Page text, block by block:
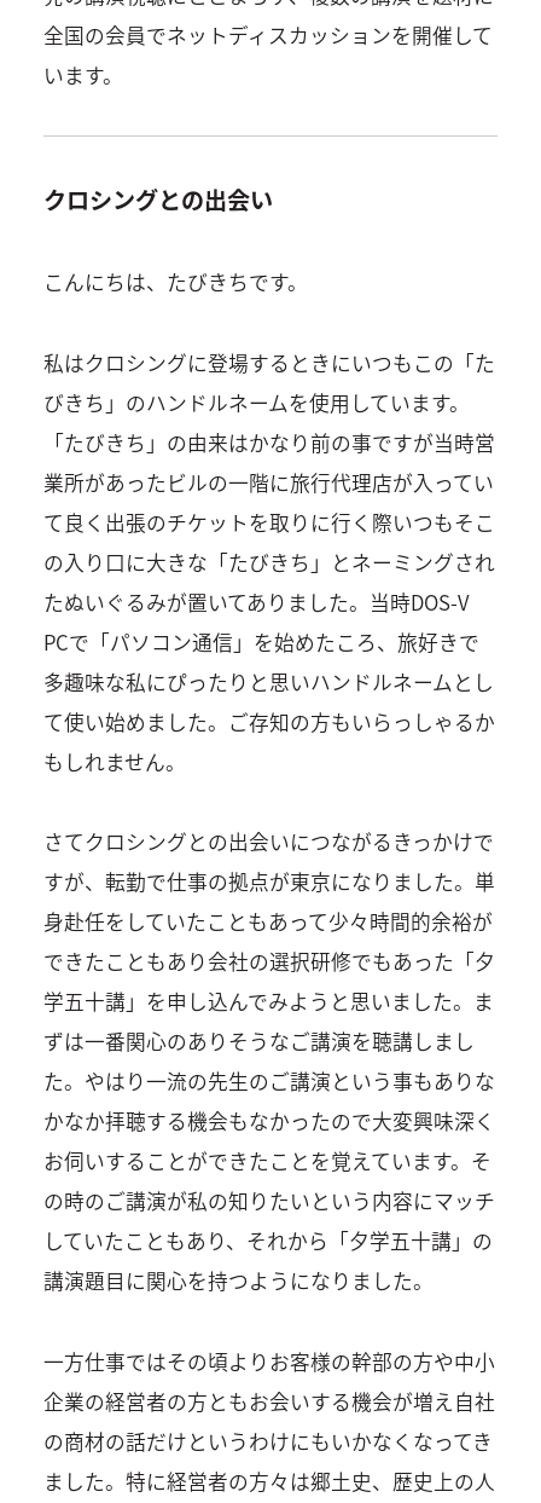
全国の会員でネットディスカッションを開催して
います。
クロシングとの出会い
こんにちは、たびきちです。
私はクロシングに登場するときにいつもこの「た
びきち」のハンドルネームを使用しています。
「たびきち」の由来はかなり前の事ですが当時営
業所があったビルの一階に旅行代理店が入ってい
て良く出張のチケットを取りに行く際いつもそこ
の入り口に大きな「たびきち」とネーミングされ
たぬいぐるみが置いてありました。当時DOS-V
PCで「パソコン通信」を始めたころ、旅好きで
多趣味な私にぴったりと思いハンドルネームとし
て使い始めました。ご存知の方もいらっしゃるか
もしれません。
さてクロシングとの出会いにつながるきっかけで
すが、転勤で仕事の拠点が東京になりました。単
身赴任をしていたこともあって少々時間的余裕が
できたこともあり会社の選択研修でもあった「夕
学五十講」を申し込んでみようと思いました。ま
ずは一番関心のありそうなご講演を聴講しまし
た。やはり一流の先生のご講演という事もありな
かなか拝聴する機会もなかったので大変興味深く
お伺いすることができたことを覚えています。そ
の時のご講演が私の知りたいという内容にマッチ
していたこともあり、それから「夕学五十講」の
講演題目に関心を持つようになりました。
一方仕事ではその頃よりお客様の幹部の方や中小
企業の経営者の方ともお会いする機会が増え自社
の商材の話だけというわけにもいかなくなってき
ました。特に経営者の方々は郷土史、歴史上の人